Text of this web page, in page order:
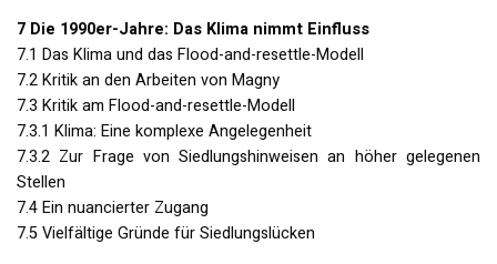
7 Die 1990er-Jahre: Das Klima nimmt Einfluss
7.1 Das Klima und das Flood-and-resettle-Modell
7.2 Kritik an den Arbeiten von Magny
7.3 Kritik am Flood-and-resettle-Modell
7.3.1 Klima: Eine komplexe Angelegenheit
7.3.2 Zur Frage von Siedlungshinweisen an höher gelegenen
Stellen
7.4 Ein nuancierter Zugang
7.5 Vielfältige Gründe für Siedlungslücken